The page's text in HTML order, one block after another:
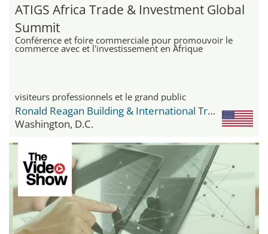
ATIGS Africa Trade & Investment Global
Summit
Conférence et foire commerciale pour promouvoir le
commerce avec et l'investissement en Afrique
visiteurs professionnels et le grand public
Ronald Reagan Building & International Trade Center
Washington, D.C.